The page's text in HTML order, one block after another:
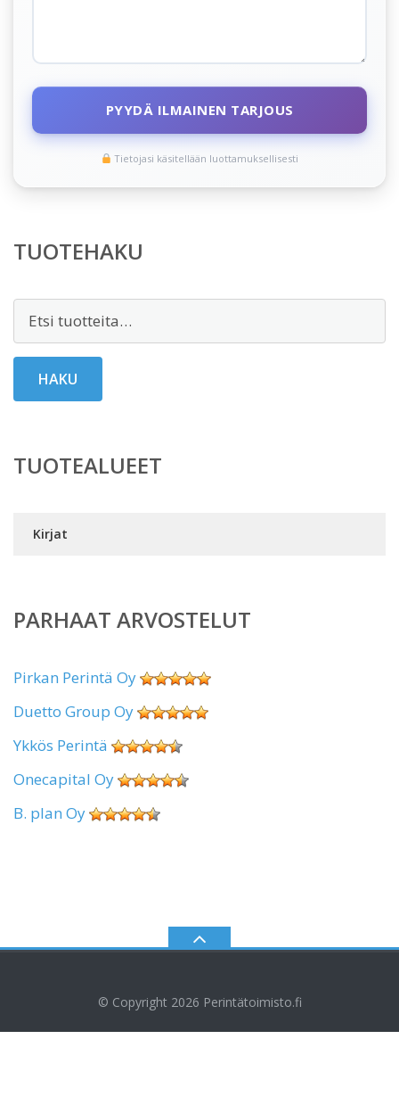
PYYDÄ ILMAINEN TARJOUS
Tietojasi käsitellään luottamuksellisesti
TUOTEHAKU
Etsi:
HAKU
TUOTEALUEET
Kirjat
PARHAAT ARVOSTELUT
Pirkan Perintä Oy
Duetto Group Oy
Ykkös Perintä
Onecapital Oy
B. plan Oy
© Copyright 2026 Perintätoimisto.fi